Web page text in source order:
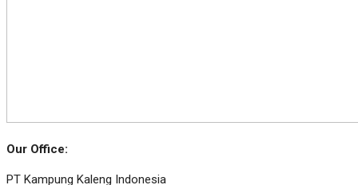
Our Office:
PT Kampung Kaleng Indonesia